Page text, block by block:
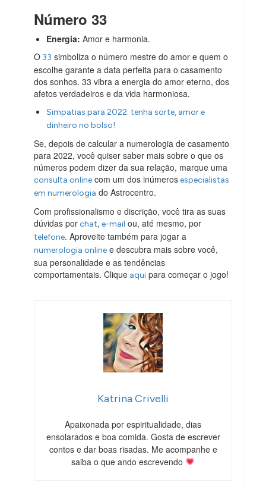
Número 33
Energia: Amor e harmonia.
O 33 simboliza o número mestre do amor e quem o
escolhe garante a data perfeita para o casamento
dos sonhos. 33 vibra a energia do amor eterno, dos
afetos verdadeiros e da vida harmoniosa.
Simpatias para 2022: tenha sorte, amor e
dinheiro no bolso!
Se, depois de calcular a numerologia de casamento
para 2022, você quiser saber mais sobre o que os
números podem dizer da sua relação, marque uma
consulta online com um dos inúmerosespecialistas
em numerologia do Astrocentro.
Com profissionalismo e discrição, você tira as suas
dúvidas porchat, e-mail ou, até mesmo, por
telefone. Aproveite também para jogar a
numerologia online e descubra mais sobre você,
sua personalidade e as tendências
comportamentais. Clique aqui para começar o jogo!
Katrina Crivelli
Apaixonada por espiritualidade, dias
ensolarados e boa comida. Gosta de escrever
contos e dar boas risadas. Me acompanhe e
saiba o que ando escrevendo